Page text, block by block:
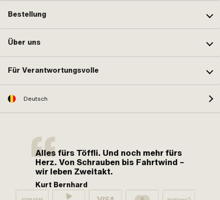
Bestellung
Über uns
Für Verantwortungsvolle
Deutsch
Alles fürs Töffli. Und noch mehr fürs
Herz. Von Schrauben bis Fahrtwind –
wir leben Zweitakt.
Kurt Bernhard